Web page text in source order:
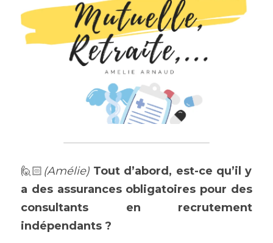
🙋🏻 (Amélie) Tout d’abord, est-ce qu’il y
a des assurances obligatoires pour des
consultants en recrutement
indépendants ?